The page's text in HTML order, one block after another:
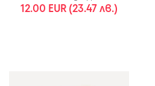
12.00 EUR (23.47 лв.)